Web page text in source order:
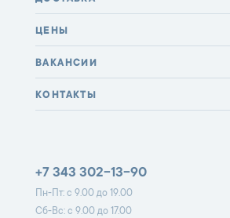
ЦЕНЫ
ВАКАНСИИ
КОНТАКТЫ
+7 343 302-13-90
Пн-Пт: с 9.00 до 19.00
Сб-Вс: с 9.00 до 17.00